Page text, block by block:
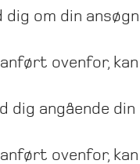
om din
ovenfor,
dig angående
ovenfor,